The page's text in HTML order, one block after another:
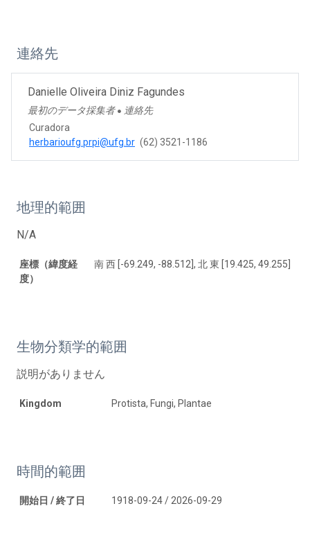
連絡先
Danielle Oliveira Diniz Fagundes
最初のデータ採集者 ● 連絡先
Curadora
herbarioufg.prpi@ufg.br (62) 3521-1186
地理的範囲
N/A
座標（緯度経
度）
南 西 [-69.249, -88.512], 北 東 [19.425, 49.255]
生物分類学的範囲
説明がありません
Kingdom Protista, Fungi, Plantae
時間的範囲
開始日 / 終了日 1918-09-24 / 2026-09-29